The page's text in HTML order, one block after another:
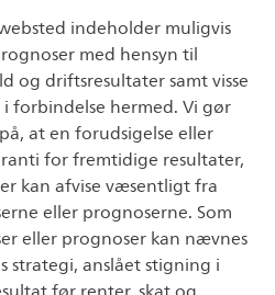
indeholder muligvis
med hensyn til
og driftsresultater samt visse
forbindelse hermed. Vi gør
at en forudsigelse eller
for fremtidige resultater,
kan afvise væsentligt fra
eller prognoserne. Som
eller prognoser kan nævnes
strategi, anslået stigning i